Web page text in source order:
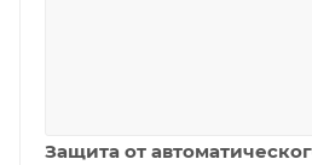
Защита от